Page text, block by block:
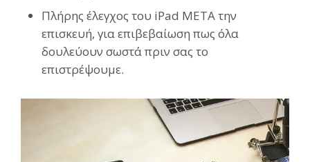
Πλήρης έλεγχος του iPad ΜΕΤΑ την
επισκευή, για επιβεβαίωση πως όλα
δουλεύουν σωστά πριν σας το
επιστρέψουμε.